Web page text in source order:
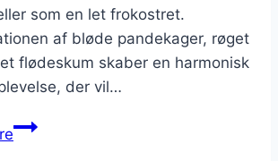
som en let frokostret.
af bløde pandekager, røget
flødeskum skaber en harmonisk
der vil…
Pandekager